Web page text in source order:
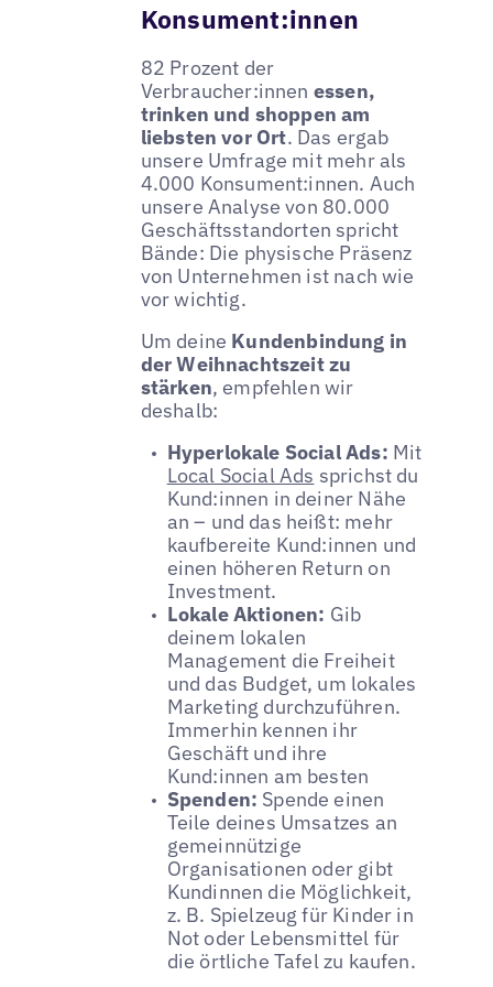
Konsument:innen
82 Prozent der
Verbraucher:innen essen,
trinken und shoppen am
liebsten vor Ort. Das ergab
unsere Umfrage mit mehr als
4.000 Konsument:innen. Auch
unsere Analyse von 80.000
Geschäftsstandorten spricht
Bände: Die physische Präsenz
von Unternehmen ist nach wie
vor wichtig.
Um deine Kundenbindung in
der Weihnachtszeit zu
stärken, empfehlen wir
deshalb:
Hyperlokale Social Ads: Mit
Local Social Ads sprichst du
Kund:innen in deiner Nähe
an – und das heißt: mehr
kaufbereite Kund:innen und
einen höheren Return on
Investment.
Lokale Aktionen: Gib
deinem lokalen
Management die Freiheit
und das Budget, um lokales
Marketing durchzuführen.
Immerhin kennen ihr
Geschäft und ihre
Kund:innen am besten
Spenden: Spende einen
Teile deines Umsatzes an
gemeinnützige
Organisationen oder gibt
Kundinnen die Möglichkeit,
z. B. Spielzeug für Kinder in
Not oder Lebensmittel für
die örtliche Tafel zu kaufen.